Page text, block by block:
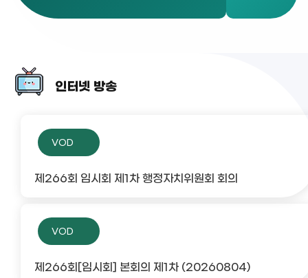
인터넷 방송
VOD
제266회 임시회 제1차 행정자치위원회 회의
VOD
제266회[임시회] 본회의 제1차 (20260804)